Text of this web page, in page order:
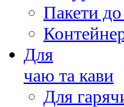
Пакети до
Для
чаю та кави
Для